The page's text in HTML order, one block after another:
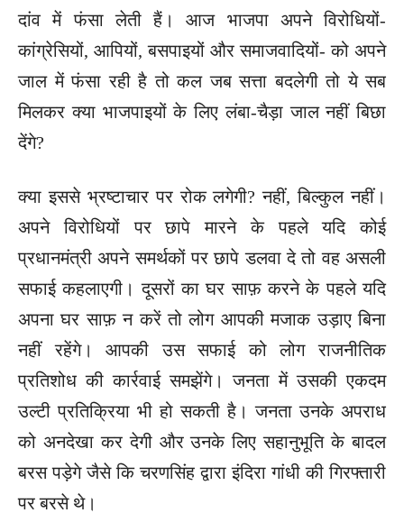
दांव में फंसा लेती हैं। आज भाजपा अपने विरोधियों-
कांग्रेसियों, आपियों, बसपाइयों और समाजवादियों- को अपने
जाल में फंसा रही है तो कल जब सत्ता बदलेगी तो ये सब
मिलकर क्या भाजपाइयों के लिए लंबा-चैड़ा जाल नहीं बिछा
देंगे?
क्या इससे भ्रष्टाचार पर रोक लगेगी? नहीं, बिल्कुल नहीं।
अपने विरोधियों पर छापे मारने के पहले यदि कोई
प्रधानमंत्री अपने समर्थकों पर छापे डलवा दे तो वह असली
सफाई कहलाएगी। दूसरों का घर साफ़ करने के पहले यदि
अपना घर साफ़ न करें तो लोग आपकी मजाक उड़ाए बिना
नहीं रहेंगे। आपकी उस सफाई को लोग राजनीतिक
प्रतिशोध की कार्रवाई समझेंगे। जनता में उसकी एकदम
उल्टी प्रतिक्रिया भी हो सकती है। जनता उनके अपराध
को अनदेखा कर देगी और उनके लिए सहानुभूति के बादल
बरस पड़ेगे जैसे कि चरणसिंह द्वारा इंदिरा गांधी की गिरफ्तारी
पर बरसे थे।